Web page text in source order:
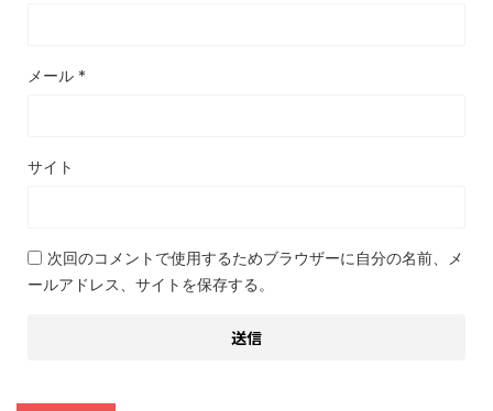
メール *
サイト
次回のコメントで使用するためブラウザーに自分の名前、メ
ールアドレス、サイトを保存する。